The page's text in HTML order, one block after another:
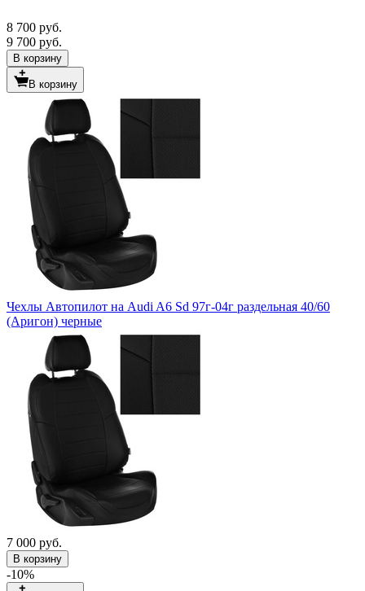
8 700 руб.
9 700 руб.
В корзину
В корзину
Чехлы Автопилот на Audi A6 Sd 97г-04г раздельная 40/60
(Аригон) черные
7 000 руб.
В корзину
-10%